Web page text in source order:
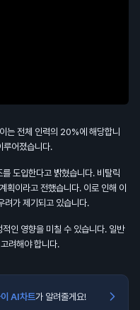
는 전체 인력의 20%에 해당합니
루어졌습니다.
도입한다고 밝혔습니다. 비탈릭
이라고 전했습니다. 이로 인해 이
려가 제기되고 있습니다.
인 영향을 미칠 수 있습니다. 일반
려해야 합니다.
AI차트가 알려줄게요!